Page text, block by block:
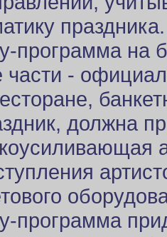
праздника.
программа на
части -
должна
программа